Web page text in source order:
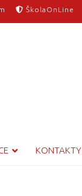
ŠkolaOnLine
KONTAKTY